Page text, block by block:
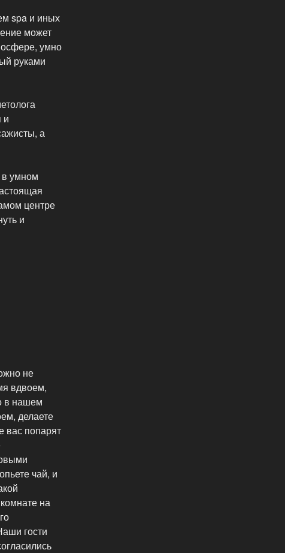
spa и иных
может
умно
руками
и
а
в умном
центре
и
не
вдвоем,
в нашем
делаете
вас попарят
чай, и
на
гости